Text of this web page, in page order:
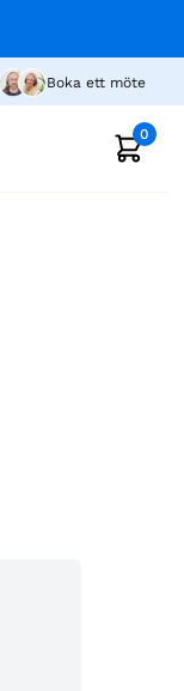
Boka ett möte
0